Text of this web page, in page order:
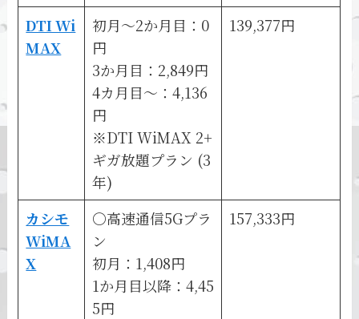
DTI Wi
MAX
初月～2か月目：0
円
3か月目：2,849円
4カ月目～：4,136
円
※DTI WiMAX 2+
ギガ放題プラン (3
年)
139,377円
カシモ
WiMA
X
〇高速通信5Gプラ
ン
初月：1,408円
1か月目以降：4,45
5円
157,333円